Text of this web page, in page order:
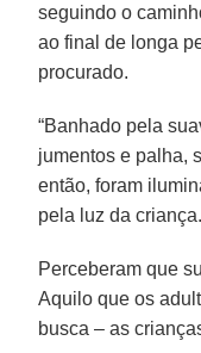
seguindo o
ao final de longa
procurado.
“Banhado pela
jumentos e palha,
então, foram
pela luz da criança.
Perceberam que
Aquilo que os
busca – as